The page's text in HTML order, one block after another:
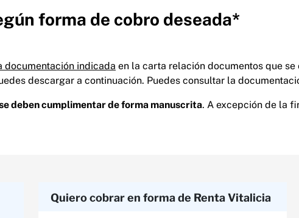
forma de cobro deseada*​
documentación indicada en la carta relación documentos que
descargar a continuación.​ Puedes consultar la
deben cumplimentar de forma manuscrita. A excepción de la
Quiero cobrar en forma de Renta Vitalicia​